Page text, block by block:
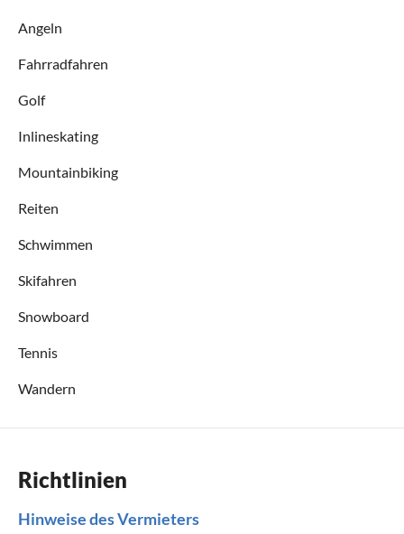
Angeln
Fahrradfahren
Golf
Inlineskating
Mountainbiking
Reiten
Schwimmen
Skifahren
Snowboard
Tennis
Wandern
Richtlinien
Hinweise des Vermieters